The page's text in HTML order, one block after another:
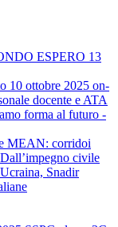
ESPERO 13
10 ottobre 2025 on-
docente e ATA
forma al futuro -
MEAN: corridoi
civile
Snadir